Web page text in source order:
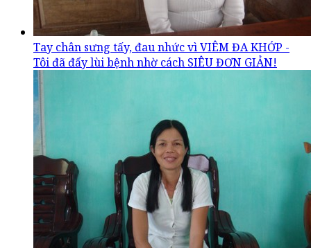
Tay chân sưng tấy, đau nhức vì VIÊM ĐA KHỚP -
Tôi đã đẩy lùi bệnh nhờ cách SIÊU ĐƠN GIẢN!